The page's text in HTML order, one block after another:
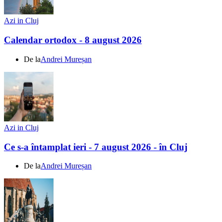
Azi in Cluj
Calendar ortodox - 8 august 2026
De laAndrei Mureșan
Azi in Cluj
Ce s-a întamplat ieri - 7 august 2026 - în Cluj
De laAndrei Mureșan